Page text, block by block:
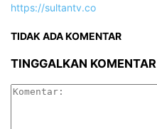
https://sultantv.co
TIDAK ADA KOMENTAR
TINGGALKAN KOMENTAR